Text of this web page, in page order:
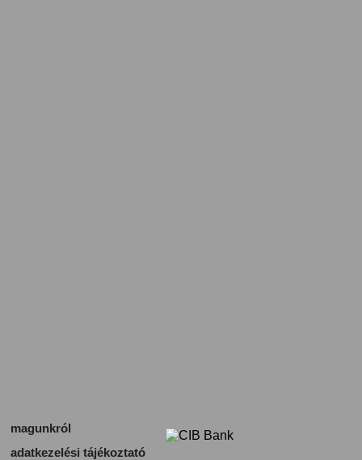
magunkról
adatkezelési tájékoztató